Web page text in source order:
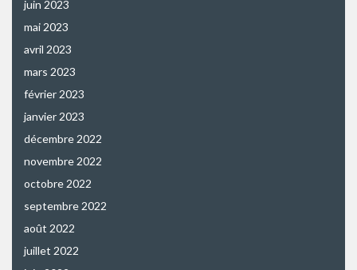
juin 2023
mai 2023
avril 2023
mars 2023
février 2023
janvier 2023
décembre 2022
novembre 2022
octobre 2022
septembre 2022
août 2022
juillet 2022